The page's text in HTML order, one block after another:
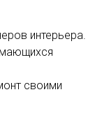
интерьера.
своими